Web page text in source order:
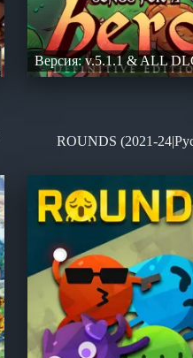
Версия: v.5.1.1 & ALL
ROUNDS (2021-